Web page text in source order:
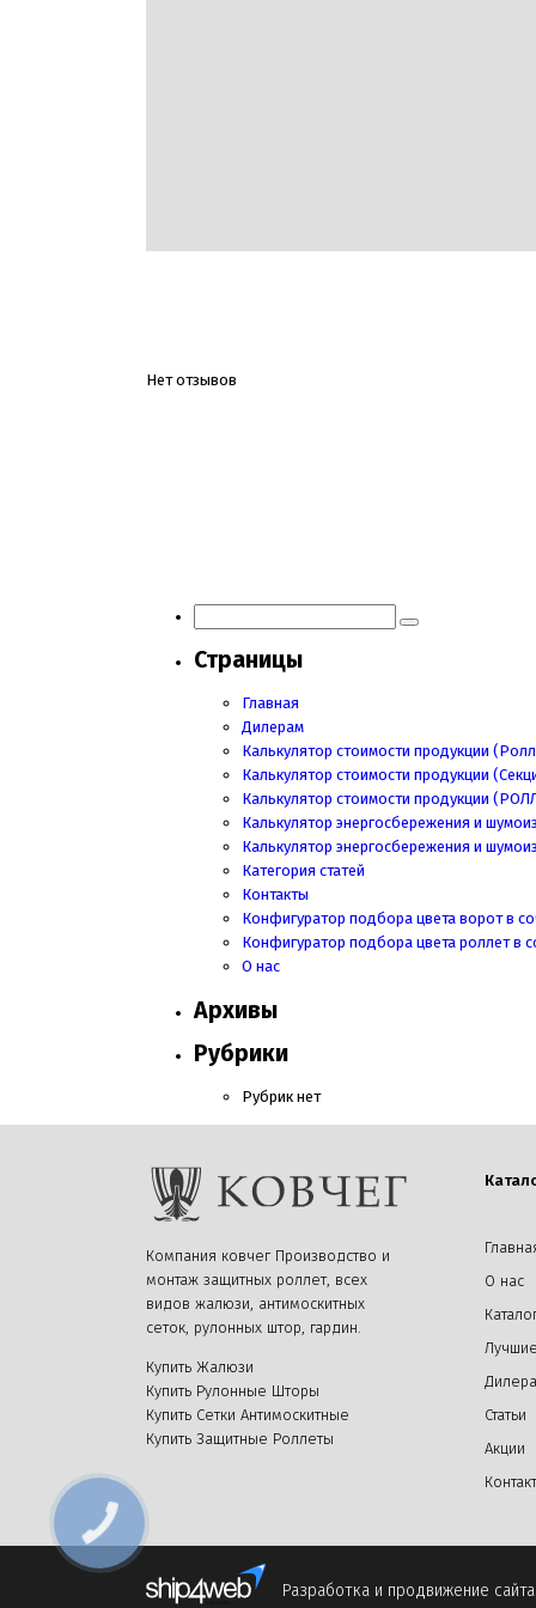
Нет отзывов
Страницы
Главная
Дилерам
Калькулятор стоимости продукции
Калькулятор стоимости продукции
Калькулятор стоимости продукции
Калькулятор энергосбережения и
Калькулятор энергосбережения и
Категория статей
Контакты
Конфигуратор подбора цвета ворот в
Конфигуратор подбора цвета роллет в
О нас
Архивы
Рубрики
Рубрик нет
Компания ковчег Производство и
монтаж защитных роллет, всех
видов жалюзи, антимоскитных
сеток, рулонных штор, гардин.
Купить Жалюзи
Купить Рулонные Шторы
Купить Сетки Антимоскитные
Купить Защитные Роллеты
О нас
Статьи
Акции
Разработка и продвижение сайта